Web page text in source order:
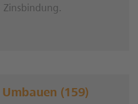
(159)